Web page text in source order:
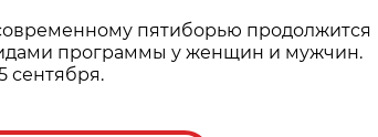
пятиборью продолжится
программы у женщин и мужчин.
сентября.